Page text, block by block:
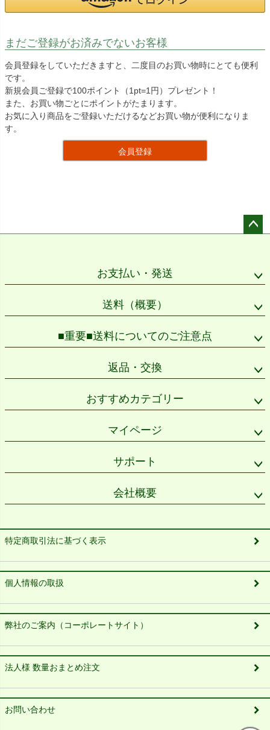
まだご登録がお済みでないお客様
会員登録をしていただきますと、二度目のお買い物時にとても便利
です。
新規会員ご登録で100ポイント（1pt=1円）プレゼント！
また、お買い物ごとにポイントがたまります。
お気に入り商品をご登録いただけるなどお買い物が便利になりま
す。
会員登録
お支払い・発送
送料（概要）
■重要■送料についてのご注意点
返品・交換
おすすめカテゴリー
マイページ
サポート
会社概要
特定商取引法に基づく表示
個人情報の取扱
弊社のご案内（コーポレートサイト）
法人様 数量おまとめ注文
お問い合わせ